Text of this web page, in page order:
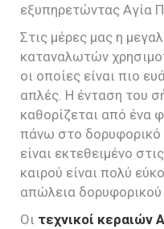
εξυπηρετώντας Αγία
Στις μέρες μας η
καταναλωτών
οι οποίες είναι πιο
απλές. Η ένταση του
καθορίζεται από ένα
πάνω στο δορυφορικό
είναι εκτεθειμένο
καιρού είναι πολύ
απώλεια δορυφορικού
Οι τεχνικοί κεραιών